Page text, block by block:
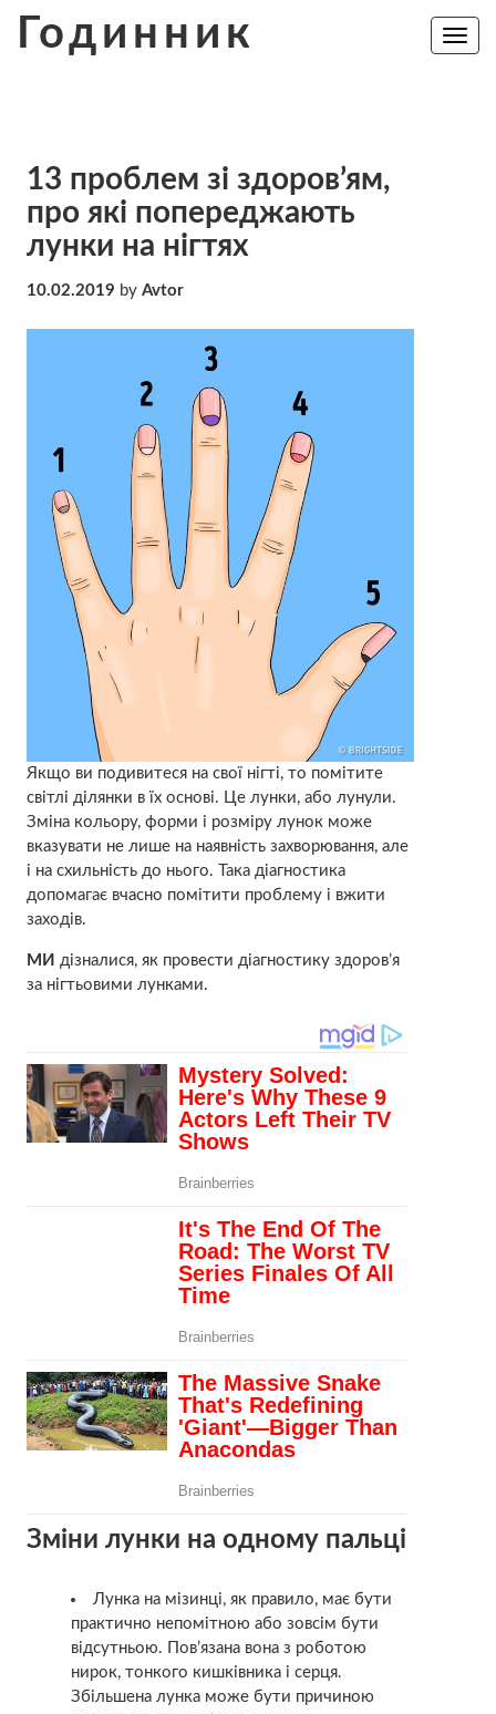
Годинник
Toggle
13 проблем зі здоров’ям,
про які попереджають
лунки на нігтях
10.02.2019 by Avtor
Якщо ви подивитеся на свої нігті, то помітите
світлі ділянки в їх основі. Це лунки, або лунули.
Зміна кольору, форми і розміру лунок може
вказувати не лише на наявність захворювання, але
і на схильність до нього. Така діагностика
допомагає вчасно помітити проблему і вжити
заходів.
МИ дізналися, як провести діагностику здоров’я
за нігтьовими лунками.
Зміни лунки на одному пальці
Лунка на мізинці, як правило, має бути
практично непомітною або зовсім бути
відсутньою. Пов’язана вона з роботою
нирок, тонкого кишківника і серця.
Збільшена лунка може бути причиною